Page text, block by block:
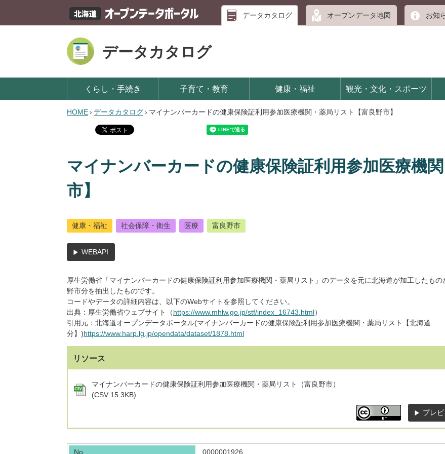
データカタログ オープンデータ地図 お知
データカタログ
くらし・手続き 子育て・教育 健康・福祉 観光・文化・スポーツ
HOME› データカタログ› マイナンバーカードの健康保険証利用参加医療機関・薬局リスト【富良野市】
マイナンバーカードの健康保険証利用参加医療機
市】
健康・福祉 社会保障・衛生 医療 富良野市
WEBAPI
厚生労働省「マイナンバーカードの健康保険証利用参加医療機関・薬局リスト」のデータを元に北海道が加工したもの
野市分を抽出したものです。
コードやデータの詳細内容は、以下のWebサイトを参照してください。
出典：厚生労働省ウェブサイト（https://www.mhlw.go.jp/stf/index_16743.html）
引用元：北海道オープンデータポータル(マイナンバーカードの健康保険証利用参加医療機関・薬局リスト【北海道
分】)https://www.harp.lg.jp/opendata/dataset/1878.html
リソース
マイナンバーカードの健康保険証利用参加医療機関・薬局リスト（富良野市）
(CSV 15.3KB)
プレ
No 0000001926